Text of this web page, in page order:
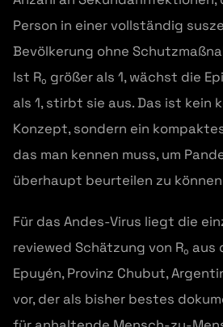
Person in einer vollständig
Bevölkerung ohne
Ist R₀ größer als 1, wächst die
als 1, stirbt sie aus. Das ist kein
Konzept, sondern ein
das man kennen muss, um
überhaupt beurteilen zu
Für das Andes-Virus liegt die
reviewed Schätzung von R₀ aus
Epuyén, Provinz Chubut,
vor, der als bisher bestes